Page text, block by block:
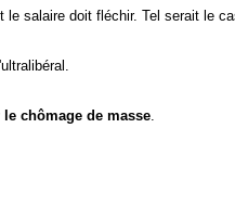
salaire doit fléchir. Tel serait le
chômage de masse